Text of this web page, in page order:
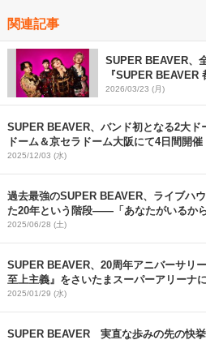
関連記事
SUPER BEAVER、
『SUPER BEAVER
2027 ～ラクダの人
定
2026/03/23 (月)
SUPER BEAVER、バンド初となる2大
ドーム＆京セラドーム大阪にて4日間開催
2025/12/03 (水)
過去最強のSUPER BEAVER、ライブハ
た20年という階段――「あなたがいるから
2025/06/28 (土)
SUPER BEAVER、20周年アニバーサリ
至上主義』をさいたまスーパーアリーナ
2025/01/29 (水)
SUPER BEAVER 実直な歩みの先の快挙